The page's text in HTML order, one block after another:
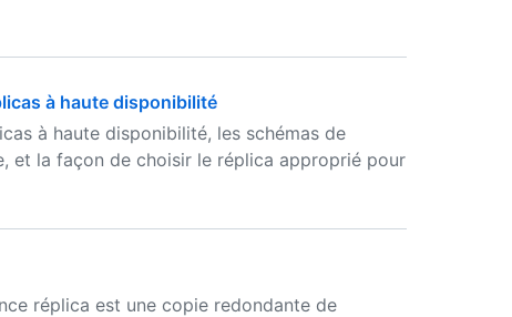
à haute disponibilité
à haute disponibilité, les schémas de
et la façon de choisir le réplica approprié pour
réplica est une copie redondante de